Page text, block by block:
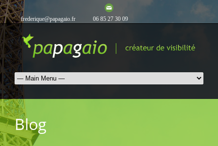
frederique@papagaio.fr 06 85 27 30 09
Blog